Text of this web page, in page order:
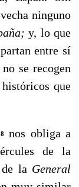
ninguno
y, lo que
entre sí
se recogen
que
nos obliga a
de la
la General